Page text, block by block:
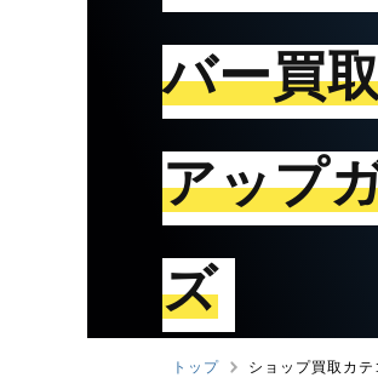
バー買
アップ
ズ
トップ ショップ買取カテ